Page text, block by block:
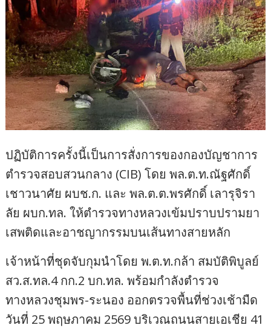
ปฏิบัติการครั้งนี้เป็นการสั่งการของกองบัญชาการ
ตำรวจสอบสวนกลาง (CIB) โดย พล.ต.ท.ณัฐศักดิ์
เชาวนาศัย ผบช.ก. และ พล.ต.ต.พรศักดิ์ เลารุจิรา
ลัย ผบก.ทล. ให้ตำรวจทางหลวงเข้มปราบปรามยา
เสพติดและอาชญากรรมบนเส้นทางสายหลัก
เจ้าหน้าที่ชุดจับกุมนำโดย พ.ต.ท.กล้า สมบัติพิบูลย์
สว.ส.ทล.4 กก.2 บก.ทล. พร้อมกำลังตำรวจ
ทางหลวงชุมพร-ระนอง ออกตรวจพื้นที่ช่วงเช้ามืด
วันที่ 25 พฤษภาคม 2569 บริเวณถนนสายเอเชีย 41